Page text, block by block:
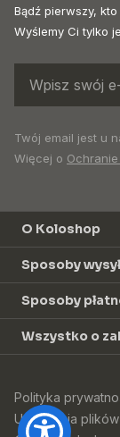
Bądź pierwszy,
Wyślemy Ci tylko
Twój email jest u
Więcej o
O Koloshop
Sposoby
Sposoby
Wszystko o
Polityka
Ustawienia